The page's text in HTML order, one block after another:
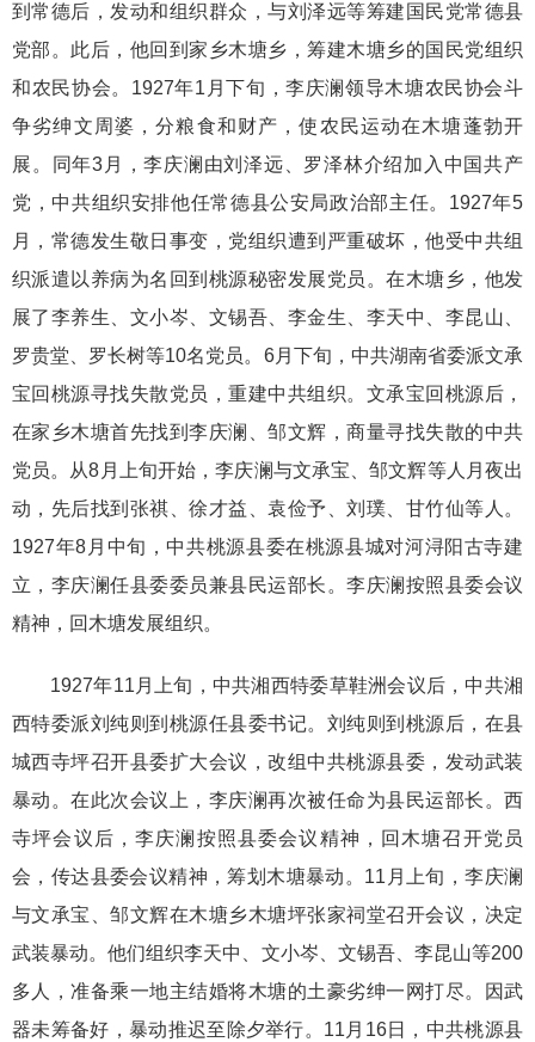
到常德后，发动和组织群众，与刘泽远等筹建国民党常德县
党部。此后，他回到家乡木塘乡，筹建木塘乡的国民党组织
和农民协会。1927年1月下旬，李庆澜领导木塘农民协会斗
争劣绅文周婆，分粮食和财产，使农民运动在木塘蓬勃开
展。同年3月，李庆澜由刘泽远、罗泽林介绍加入中国共产
党，中共组织安排他任常德县公安局政治部主任。1927年5
月，常德发生敬日事变，党组织遭到严重破坏，他受中共组
织派遣以养病为名回到桃源秘密发展党员。在木塘乡，他发
展了李养生、文小岑、文锡吾、李金生、李天中、李昆山、
罗贵堂、罗长树等10名党员。6月下旬，中共湖南省委派文承
宝回桃源寻找失散党员，重建中共组织。文承宝回桃源后，
在家乡木塘首先找到李庆澜、邹文辉，商量寻找失散的中共
党员。从8月上旬开始，李庆澜与文承宝、邹文辉等人月夜出
动，先后找到张祺、徐才益、袁俭予、刘璞、甘竹仙等人。
1927年8月中旬，中共桃源县委在桃源县城对河浔阳古寺建
立，李庆澜任县委委员兼县民运部长。李庆澜按照县委会议
精神，回木塘发展组织。
1927年11月上旬，中共湘西特委草鞋洲会议后，中共湘
西特委派刘纯则到桃源任县委书记。刘纯则到桃源后，在县
城西寺坪召开县委扩大会议，改组中共桃源县委，发动武装
暴动。在此次会议上，李庆澜再次被任命为县民运部长。西
寺坪会议后，李庆澜按照县委会议精神，回木塘召开党员
会，传达县委会议精神，筹划木塘暴动。11月上旬，李庆澜
与文承宝、邹文辉在木塘乡木塘坪张家祠堂召开会议，决定
武装暴动。他们组织李天中、文小岑、文锡吾、李昆山等200
多人，准备乘一地主结婚将木塘的土豪劣绅一网打尽。因武
器未筹备好，暴动推迟至除夕举行。11月16日，中共桃源县